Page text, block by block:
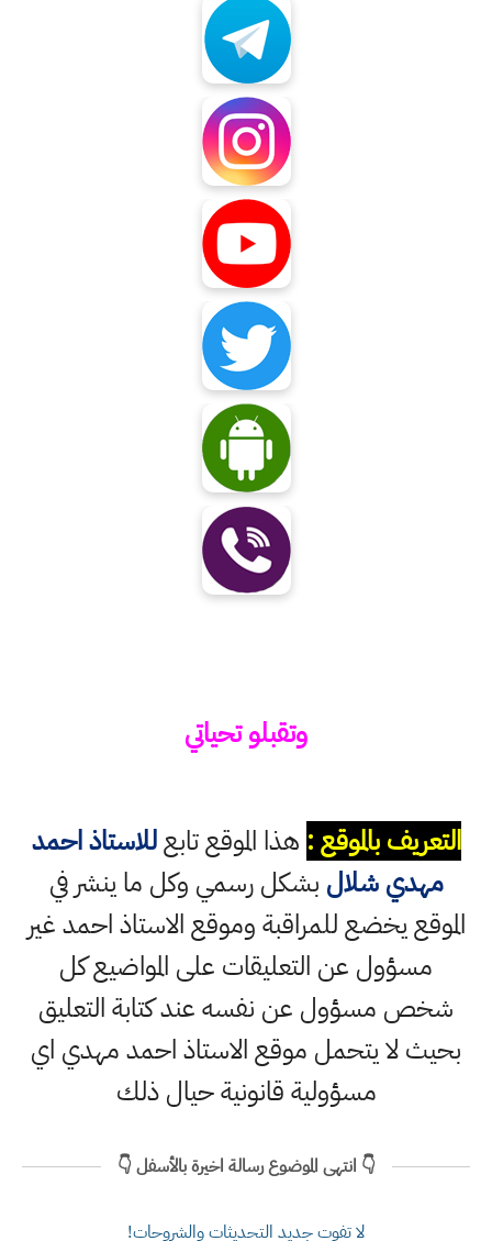
وتقبلو تحياتي
التعريف بالموقع : هذا الموقع تابعللاستاذ احمد
مهدي شلال بشكل رسمي وكل ما ينشر في
الموقع يخضع للمراقبة وموقع الاستاذ احمد غير
مسؤول عن التعليقات على المواضيع كل
شخص مسؤول عن نفسه عند كتابة التعليق
بحيث لا يتحمل موقع الاستاذ احمد مهدي اي
مسؤولية قانونية حيال ذلك
👇 انتهى الموضوع رسالة اخيرة بالأسفل 👇
لا تفوت جديد التحديثات والشروحات!